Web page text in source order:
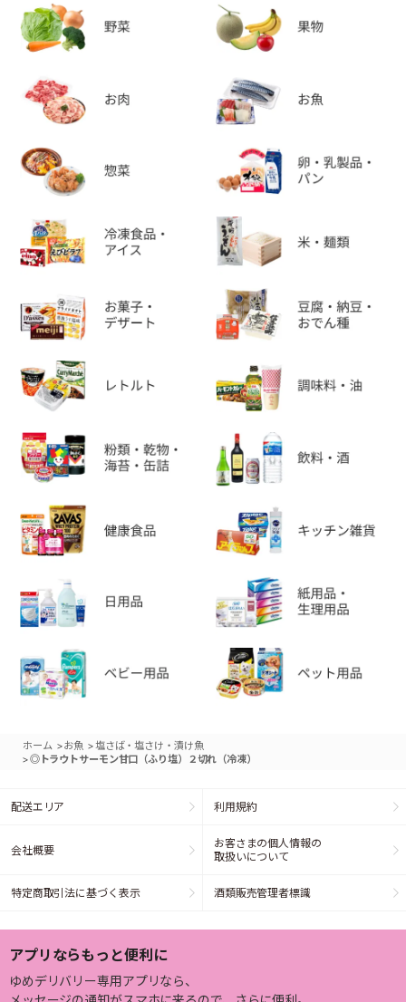
ホーム >お魚 >塩さば・塩さけ・漬け魚
>◎トラウトサーモン甘口（ふり塩）２切れ（冷凍）
配送エリア 利用規約
会社概要
お客さまの個人情報の
取扱いについて
特定商取引法に基づく表示 酒類販売管理者標識
アプリならもっと便利に
ゆめデリバリー専用アプリなら、